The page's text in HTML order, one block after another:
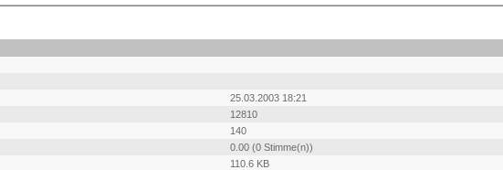
25.03.2003 18:21
12810
140
0.00 (0 Stimme(n))
110.6 KB